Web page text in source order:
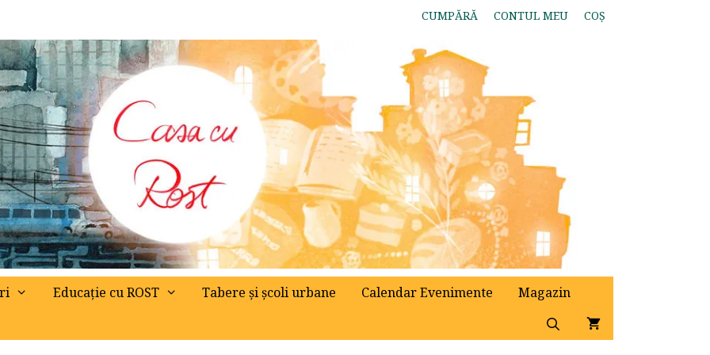
CUMPĂRĂ CONTUL MEU COȘ
Educație cu ROST Tabere și școli urbane Calendar Evenimente
Magazin